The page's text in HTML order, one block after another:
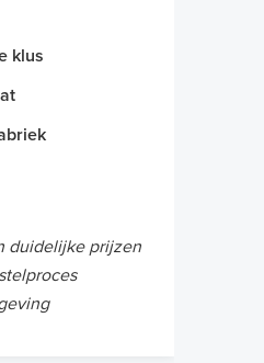
klus
duidelijke prijzen